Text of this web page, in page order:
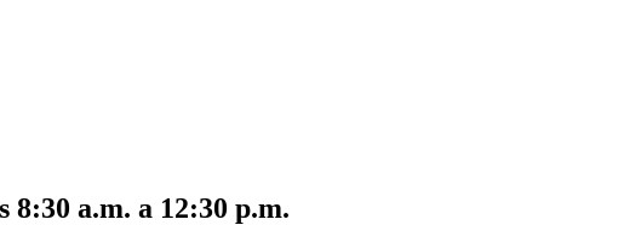
8:30 a.m. a 12:30 p.m.